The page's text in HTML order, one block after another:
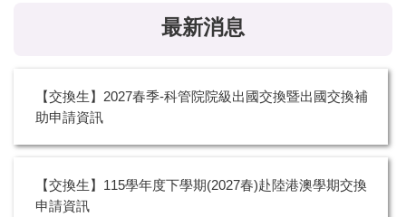
最新消息
【交換生】2027春季-科管院院級出國交換暨出國交換補
助申請資訊
【交換生】115學年度下學期(2027春)赴陸港澳學期交換
申請資訊